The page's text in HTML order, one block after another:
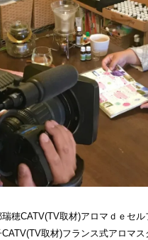
穂CATV(TV取材)アロマｄｅセ
取材)フランス式アロマ